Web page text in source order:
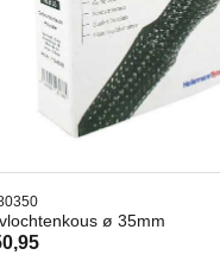
42.59551
Bit- en Doppenset 19 Delig
€ 19,95